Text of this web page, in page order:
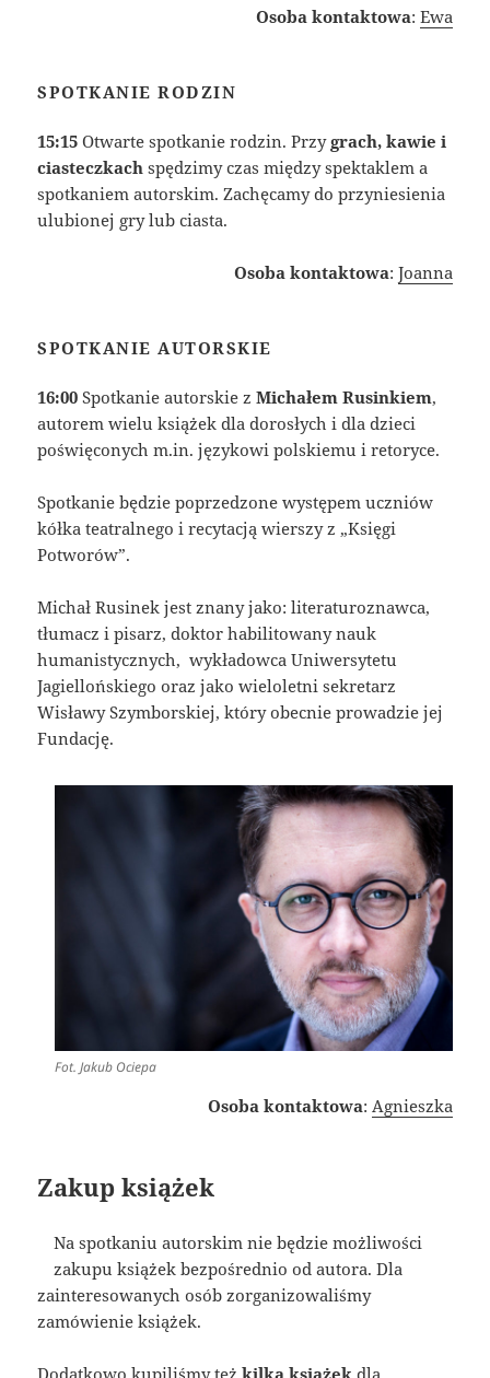
Osoba kontaktowa: Ewa
SPOTKANIE RODZIN
15:15 Otwarte spotkanie rodzin. Przygrach, kawie i
ciasteczkach spędzimy czas między spektaklem a
spotkaniem autorskim. Zachęcamy do przyniesienia
ulubionej gry lub ciasta.
Osoba kontaktowa: Joanna
SPOTKANIE AUTORSKIE
16:00 Spotkanie autorskie zMichałem Rusinkiem,
autorem wielu książek dla dorosłych i dla dzieci
poświęconych m.in. językowi polskiemu i retoryce.
Spotkanie będzie poprzedzone występem uczniów
kółka teatralnego i recytacją wierszy z „Księgi
Potworów”.
Michał Rusinek jest znany jako: literaturoznawca,
tłumacz i pisarz, doktor habilitowany nauk
humanistycznych, wykładowca Uniwersytetu
Jagiellońskiego oraz jako wieloletni sekretarz
Wisławy Szymborskiej, który obecnie prowadzie jej
Fundację.
Fot. Jakub Ociepa
Osoba kontaktowa: Agnieszka
Zakup książek
Na spotkaniu autorskim nie będzie możliwości
zakupu książek bezpośrednio od autora. Dla
zainteresowanych osób zorganizowaliśmy
zamówienie książek.
Dodatkowo kupiliśmy teżkilka książek dla